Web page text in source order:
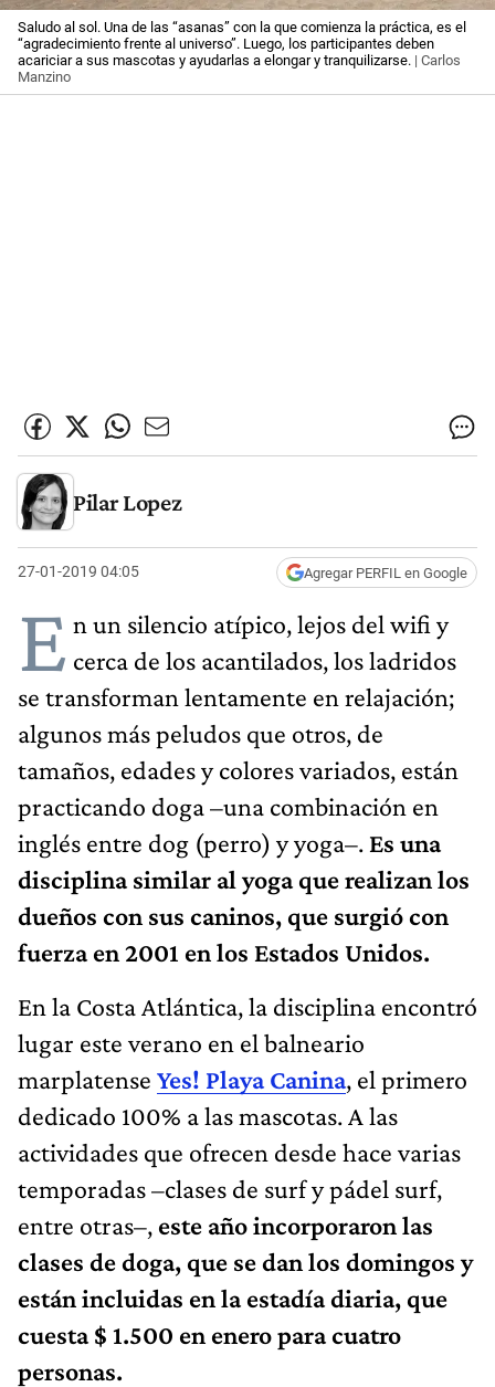
Saludo al sol. Una de las “asanas” con la que comienza la práctica, es el
“agradecimiento frente al universo”. Luego, los participantes deben
acariciar a sus mascotas y ayudarlas a elongar y tranquilizarse. | Carlos
Manzino
Pilar Lopez
27-01-2019 04:05 Agregar PERFIL en Google
E n un silencio atípico, lejos del wifi y
cerca de los acantilados, los ladridos
se transforman lentamente en relajación;
algunos más peludos que otros, de
tamaños, edades y colores variados, están
practicando doga –una combinación en
inglés entre dog (perro) y yoga–. Es una
disciplina similar al yoga que realizan los
dueños con sus caninos, que surgió con
fuerza en 2001 en los Estados Unidos.
En la Costa Atlántica, la disciplina encontró
lugar este verano en el balneario
marplatense Yes! Playa Canina, el primero
dedicado 100% a las mascotas. A las
actividades que ofrecen desde hace varias
temporadas –clases de surf y pádel surf,
entre otras–, este año incorporaron las
clases de doga, que se dan los domingos y
están incluidas en la estadía diaria, que
cuesta $ 1.500 en enero para cuatro
personas.